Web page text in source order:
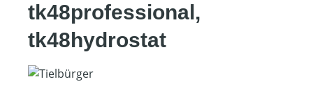
tk48professional,
tk48hydrostat